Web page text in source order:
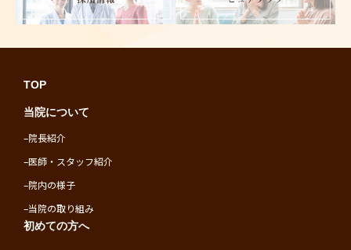
TOP
当院について
–院長紹介
–医師・スタッフ紹介
–院内の様子
–当院の取り組み
初めての方へ